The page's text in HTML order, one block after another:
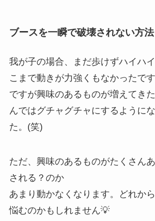
ブースを一瞬で破壊されない方法
我が子の場合、まだ歩けずハイハ
こまで動きが力強くもなかったです
ですが興味のあるものが増えてき
んではグチャグチャにするように
た。(笑)
ただ、興味のあるものがたくさん
される？のか
あまり動かなくなります。どれか
悩むのかもしれません💡